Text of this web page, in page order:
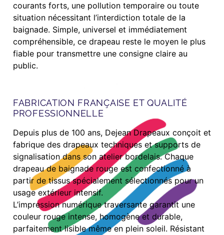
courants forts, une pollution temporaire ou toute
situation nécessitant l’interdiction totale de la
baignade. Simple, universel et immédiatement
compréhensible, ce drapeau reste le moyen le plus
fiable pour transmettre une consigne claire au
public.
FABRICATION FRANÇAISE ET QUALITÉ
PROFESSIONNELLE
Depuis plus de 100 ans, Dejean Drapeaux conçoit et
fabrique des drapeaux techniques et supports de
signalisation dans son atelier bordelais. Chaque
drapeau de baignade rouge est confectionné à
partir de tissus spécialement sélectionnés pour un
usage extérieur intensif.
L’impression numérique traversante garantit une
couleur rouge intense, homogène et durable,
parfaitement lisible même en plein soleil. Résistant